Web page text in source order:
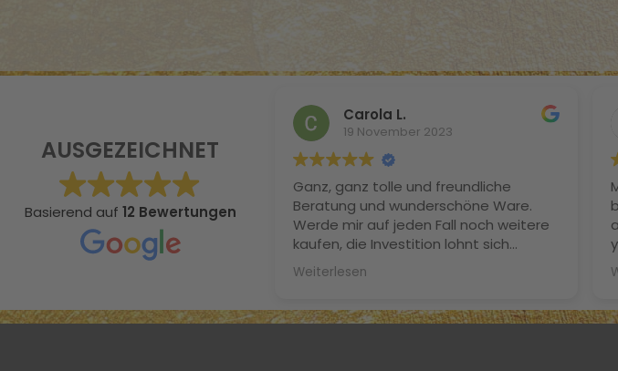
AUSGEZEICHNET
Basierend auf 12 Bewertungen
Carola L.
19 November 2023
Ganz, ganz tolle und freundliche
Beratung und wunderschöne Ware.
Werde mir auf jeden Fall noch weitere
kaufen, die Investition lohnt sich
definitiv. Ich habe noch nie so gut
geschlafen, schwitze nicht mehr und
Maulbeerseide nicht mehr trocken und
Weiterlesen